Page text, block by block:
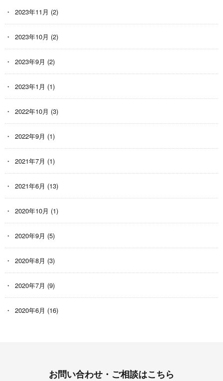
2023年11月 (2)
2023年10月 (2)
2023年9月 (2)
2023年1月 (1)
2022年10月 (3)
2022年9月 (1)
2021年7月 (1)
2021年6月 (13)
2020年10月 (1)
2020年9月 (5)
2020年8月 (3)
2020年7月 (9)
2020年6月 (16)
お問い合わせ・ご相談はこちら